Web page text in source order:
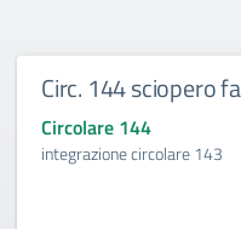
Circ. 144 sciopero
Circolare 144
integrazione circolare 143